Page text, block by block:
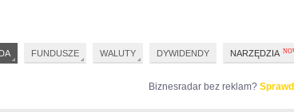
Biznesradar bez reklam?
FUNDUSZE WALUTY DYWIDENDY NARZĘDZIA